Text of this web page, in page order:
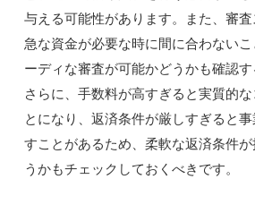
与える可能性があります。また、審査
急な資金が必要な時に間に合わない
ーディな審査が可能かどうかも確認す
さらに、手数料が高すぎると実質的
とになり、返済条件が厳しすぎると
すことがあるため、柔軟な返済条件
うかもチェックしておくべきです。